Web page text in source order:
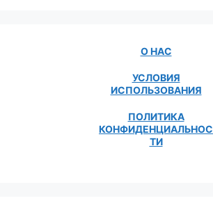
О НАС
УСЛОВИЯ
ИСПОЛЬЗОВАНИЯ
ПОЛИТИКА
КОНФИДЕНЦИАЛЬНОС
ТИ